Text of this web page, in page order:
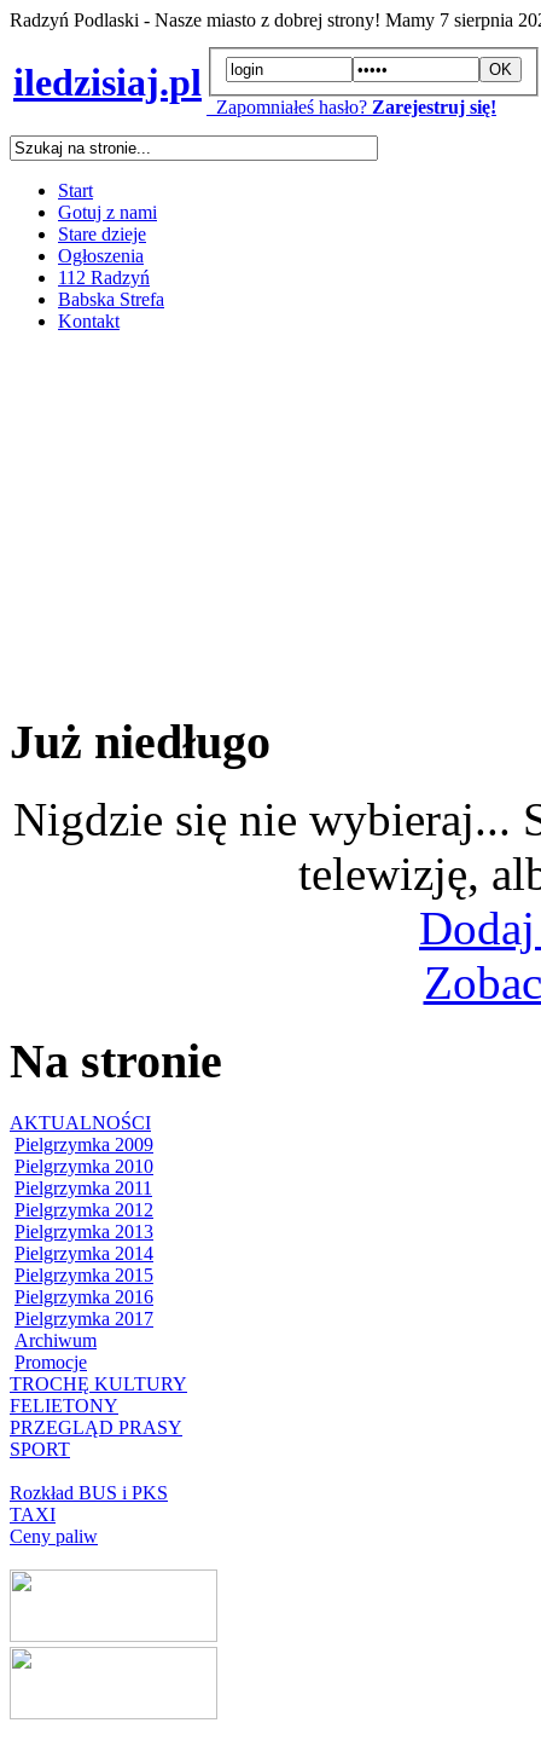
Radzyń Podlaski - Nasze miasto z dobrej strony! Mamy 7 sierpnia
iledzisiaj.pl
Zapomniałeś hasło? Zarejestruj się!
Start
Gotuj z nami
Stare dzieje
Ogłoszenia
112 Radzyń
Babska Strefa
Kontakt
Już niedługo
Nigdzie się nie wybieraj...
telewizję,
Na stronie
AKTUALNOŚCI
Pielgrzymka 2009
Pielgrzymka 2010
Pielgrzymka 2011
Pielgrzymka 2012
Pielgrzymka 2013
Pielgrzymka 2014
Pielgrzymka 2015
Pielgrzymka 2016
Pielgrzymka 2017
Archiwum
Promocje
TROCHĘ KULTURY
FELIETONY
PRZEGLĄD PRASY
SPORT
Rozkład BUS i PKS
TAXI
Ceny paliw